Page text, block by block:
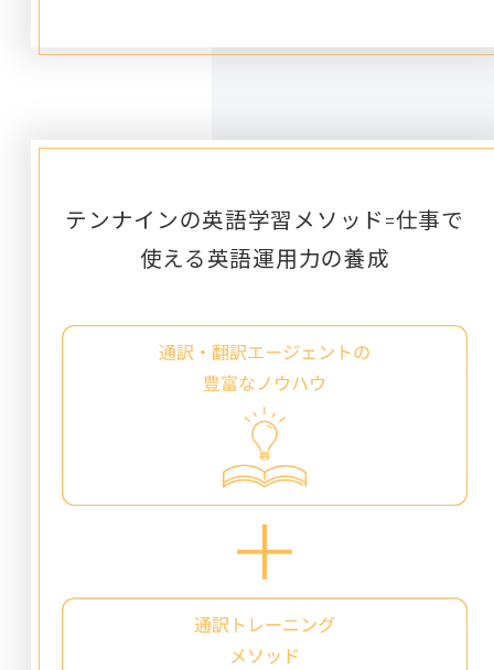
テンナインの英語学習メソッド =仕事で
使える英語運用力の養成